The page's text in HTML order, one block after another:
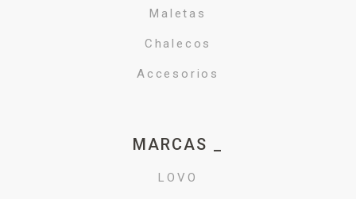
Maletas
Chalecos
Accesorios
MARCAS _
LOVO